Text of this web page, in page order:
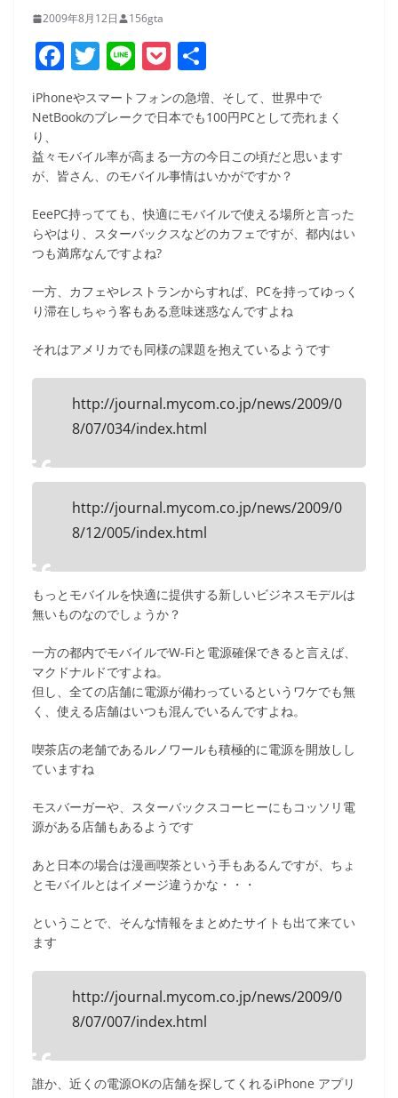
2009年8月12日 156gta
F
a
c
b
o
o
k
T
w
itt
er
Li
n
e
P
o
ck
et
有
iPhoneやスマートフォンの急増、そして、世界中で
NetBookのブレークで日本でも100円PCとして売れまく
り、
益々モバイル率が高まる一方の今日この頃だと思います
が、皆さん、のモバイル事情はいかがですか？
EeePC持ってても、快適にモバイルで使える場所と言った
らやはり、スターバックスなどのカフェですが、都内はい
つも満席なんですよね?
一方、カフェやレストランからすれば、PCを持ってゆっく
り滞在しちゃう客もある意味迷惑なんですよね
それはアメリカでも同様の課題を抱えているようです
http://journal.mycom.co.jp/news/2009/0
8/07/034/index.html
http://journal.mycom.co.jp/news/2009/0
8/12/005/index.html
もっとモバイルを快適に提供する新しいビジネスモデルは
無いものなのでしょうか？
一方の都内でモバイルでW-Fiと電源確保できると言えば、
マクドナルドですよね。
但し、全ての店舗に電源が備わっているというワケでも無
く、使える店舗はいつも混んでいるんですよね。
喫茶店の老舗であるルノワールも積極的に電源を開放しし
ていますね
モスバーガーや、スターバックスコーヒーにもコッソリ電
源がある店舗もあるようです
あと日本の場合は漫画喫茶という手もあるんですが、ちょ
とモバイルとはイメージ違うかな・・・
ということで、そんな情報をまとめたサイトも出て来てい
ます
http://journal.mycom.co.jp/news/2009/0
8/07/007/index.html
誰か、近くの電源OKの店舗を探してくれるiPhone アプリ